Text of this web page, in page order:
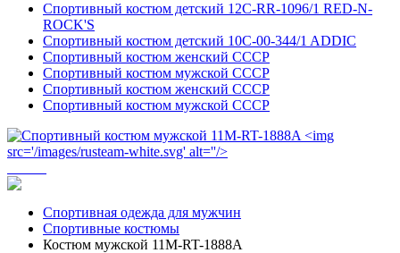
Спортивный костюм детский 12C-RR-1096/1 RED-N-
ROCK'S
Спортивный костюм детский 10C-00-344/1 ADDIC
Спортивный костюм женский СССР
Спортивный костюм мужской СССР
Спортивный костюм женский СССР
Спортивный костюм мужской СССР
Спортивная одежда для мужчин
Спортивные костюмы
Костюм мужской 11M-RT-1888A